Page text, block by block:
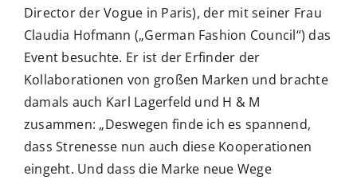
Director der Vogue in Paris), der mit seiner Frau
Claudia Hofmann („German Fashion Council“) das
Event besuchte. Er ist der Erfinder der
Kollaborationen von großen Marken und brachte
damals auch Karl Lagerfeld und H & M
zusammen: „Deswegen finde ich es spannend,
dass Strenesse nun auch diese Kooperationen
eingeht. Und dass die Marke neue Wege